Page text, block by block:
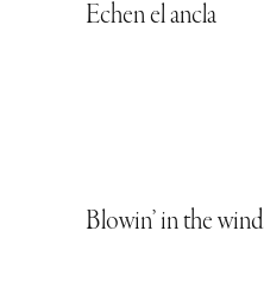
Echen el ancla
Blowin’ in the wind